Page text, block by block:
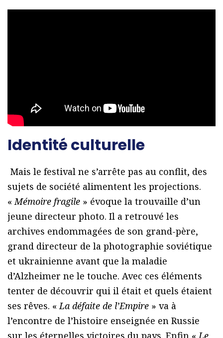
Identité culturelle
Mais le festival ne s’arrête pas au conflit, des
sujets de société alimentent les projections.
«Mémoire fragile » évoque la trouvaille d’un
jeune directeur photo. Il a retrouvé les
archives endommagées de son grand-père,
grand directeur de la photographie soviétique
et ukrainienne avant que la maladie
d’Alzheimer ne le touche. Avec ces éléments
tenter de découvrir qui il était et quels étaient
ses rêves. «La défaite de l’Empire » va à
l’encontre de l’histoire enseignée en Russie
sur les éternelles victoires du pays. Enfin « Le